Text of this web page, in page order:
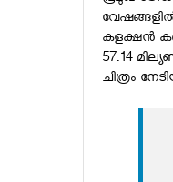
കളക്ഷന്‍
57.14
ചിത്രം